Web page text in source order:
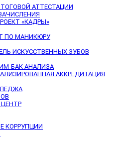
АТТЕСТАЦИИ
«КАДРЫ»
ПО МАНИКЮРУ
ИСКУССТВЕННЫХ ЗУБОВ
БАК АНАЛИЗА
АККРЕДИТАЦИЯ
КОРРУПЦИИ